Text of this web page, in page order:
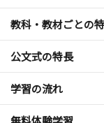
教科・教材ごとの
公文式の特長
学習の流れ